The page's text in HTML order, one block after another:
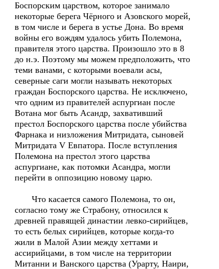
Боспорским царством, которое занимало
некоторые берега Чёрного и Азовского морей,
в том числе и берега в устье Дона. Во время
войны его вождям удалось убить Полемона,
правителя этого царства. Произошло это в 8
до н.э. Поэтому мы можем предположить, что
теми ванами, с которыми воевали асы,
северные саги могли называть некоторых
граждан Боспорского царства. Не исключено,
что одним из правителей аспургиан после
Вотана мог быть Асандр, захвативший
престол Боспорского царства после убийства
Фарнака и низложения Митридата, сыновей
Митридата V Евпатора. После вступления
Полемона на престол этого царства
аспургиане, как потомки Асандра, могли
перейти в оппозицию новому царю.
Что касается самого Полемона, то он,
согласно тому же Страбону, относился к
древней правящей династии левко-сирийцев,
то есть белых сирийцев, которые когда-то
жили в Малой Азии между хеттами и
ассирийцами, в том числе на территории
Митанни и Ванского царства (Урарту, Наири,